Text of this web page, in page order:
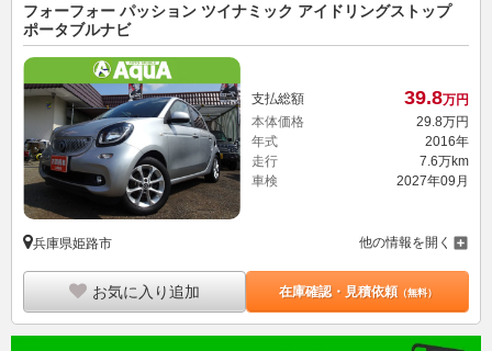
フォーフォー パッション ツイナミック アイドリングストップ
ポータブルナビ
支払総額 39.8万円
本体価格
29. 8万円
年式
2016年
走行
7.6万km
車検
2027年09月
兵庫県姫路市 他の情報を開く
お気に入り追加 在庫確認・見積依頼（無料）